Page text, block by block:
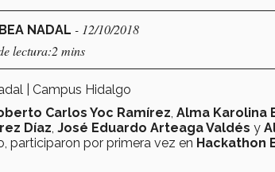
NADAL - 12/10/2018
lectura:2 mins
| Campus Hidalgo
Carlos Yoc Ramírez Alma Karolina
Díaz José Eduardo Arteaga Valdés y
participaron por primera vez en Hackathon